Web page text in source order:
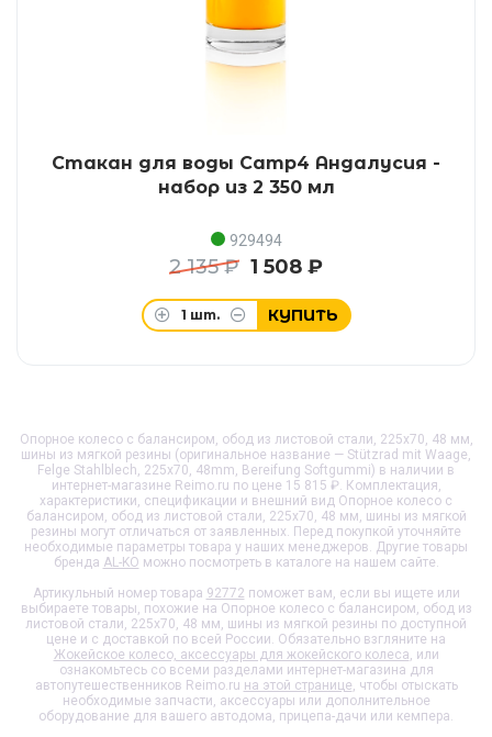
Стакан для воды Camp4 Андалусия -
набор из 2 350 мл
929494
2 135 ₽ 1 508 ₽
1 шт. КУПИТЬ
Опорное колесо с балансиром, обод из листовой стали, 225x70, 48 мм,
шины из мягкой резины (оригинальное название — Stützrad mit Waage,
Felge Stahlblech, 225x70, 48mm, Bereifung Softgummi) в наличии в
интернет-магазине Reimo.ru по цене 15 815 ₽. Комплектация,
характеристики, спецификации и внешний вид Опорное колесо с
балансиром, обод из листовой стали, 225x70, 48 мм, шины из мягкой
резины могут отличаться от заявленных. Перед покупкой уточняйте
необходимые параметры товара у наших менеджеров. Другие товары
бренда AL-KO можно посмотреть в каталоге на нашем сайте.
Артикульный номер товара 92772 поможет вам, если вы ищете или
выбираете товары, похожие на Опорное колесо с балансиром, обод из
листовой стали, 225x70, 48 мм, шины из мягкой резины по доступной
цене и с доставкой по всей России. Обязательно взгляните на
Жокейское колесо, аксессуары для жокейского колеса, или
ознакомьтесь со всеми разделами интернет-магазина для
автопутешественников Reimo.ru на этой странице, чтобы отыскать
необходимые запчасти, аксессуары или дополнительное
оборудование для вашего автодома, прицепа-дачи или кемпера.